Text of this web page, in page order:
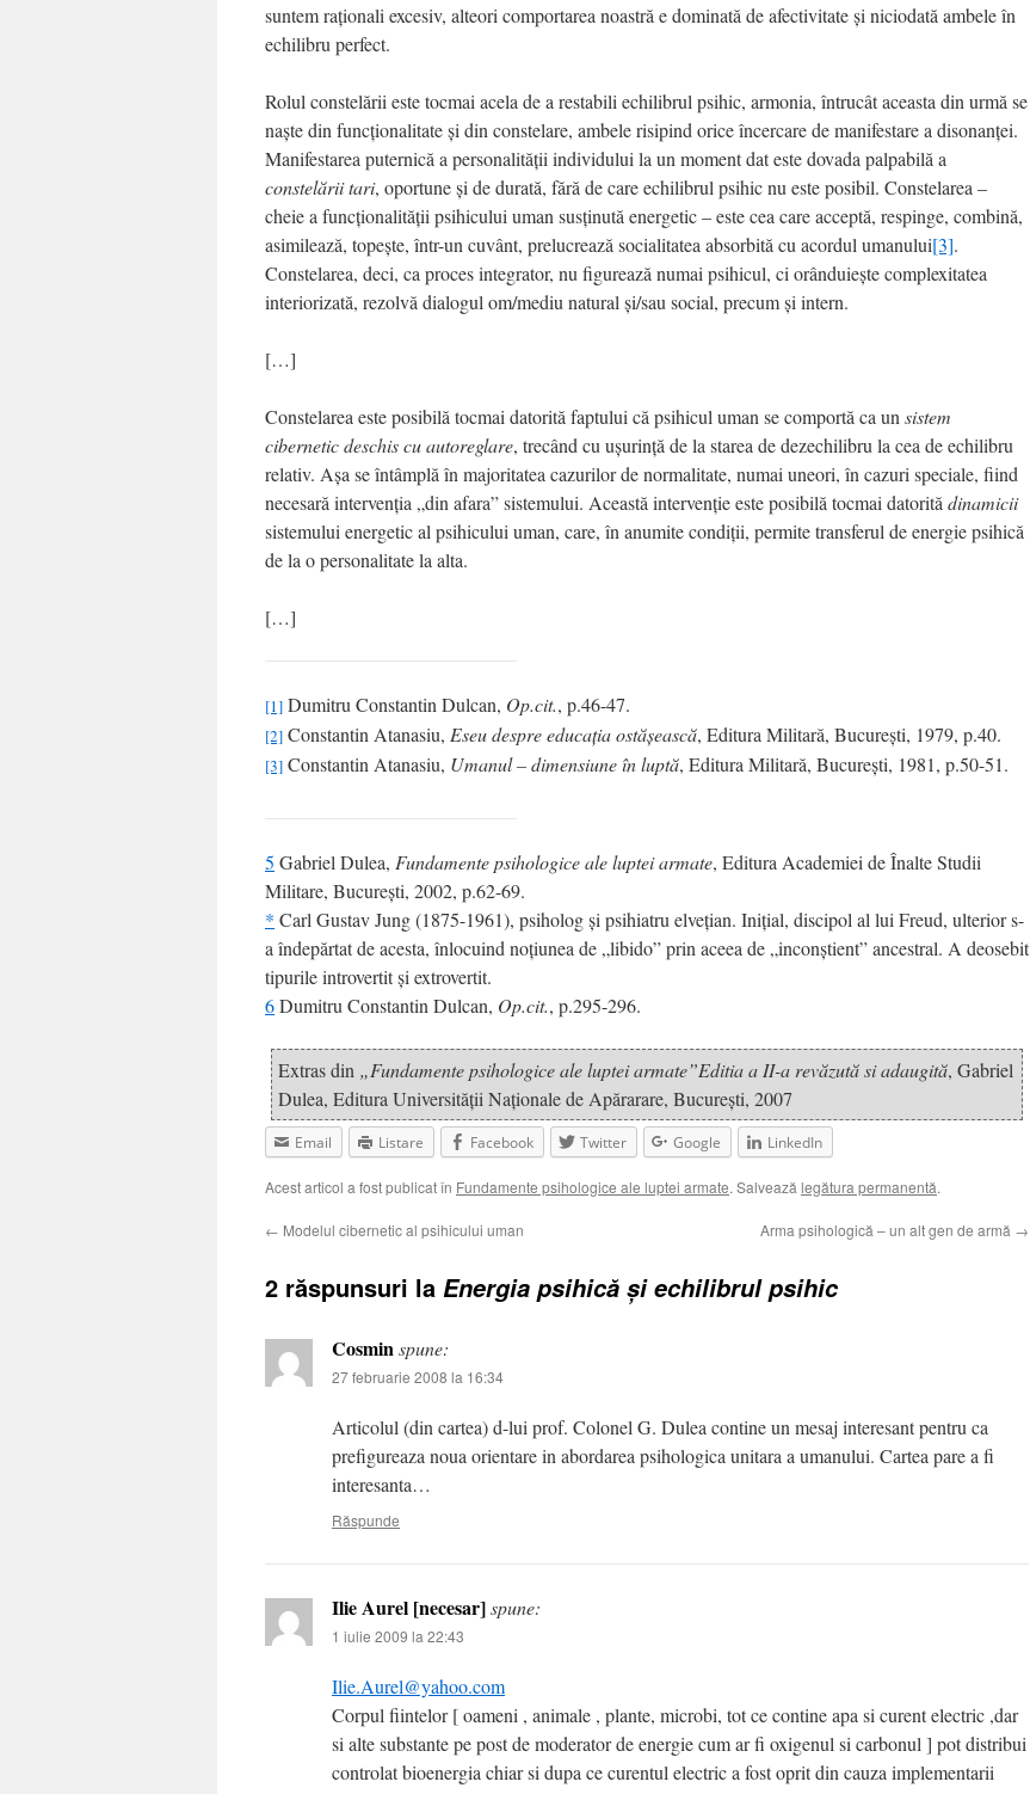
suntem raţionali excesiv, alteori comportarea noastră e dominată de afectivitate şi niciodată ambele în
echilibru perfect.
Rolul constelării este tocmai acela de a restabili echilibrul psihic, armonia, întrucât aceasta din urmă se
naşte din funcţionalitate şi din constelare, ambele risipind orice încercare de manifestare a disonanţei.
Manifestarea puternică a personalităţii individului la un moment dat este dovada palpabilă a
constelării tari, oportune şi de durată, fără de care echilibrul psihic nu este posibil. Constelarea –
cheie a funcţionalităţii psihicului uman susţinută energetic – este cea care acceptă, respinge, combină,
asimilează, topeşte, într-un cuvânt, prelucrează socialitatea absorbită cu acordul umanului[3].
Constelarea, deci, ca proces integrator, nu figurează numai psihicul, ci orânduieşte complexitatea
interiorizată, rezolvă dialogul om/mediu natural şi/sau social, precum şi intern.
[…]
Constelarea este posibilă tocmai datorită faptului că psihicul uman se comportă ca un sistem
cibernetic deschis cu autoreglare, trecând cu uşurinţă de la starea de dezechilibru la cea de echilibru
relativ. Aşa se întâmplă în majoritatea cazurilor de normalitate, numai uneori, în cazuri speciale, fiind
necesară intervenţia „din afara” sistemului. Această intervenţie este posibilă tocmai datorită dinamicii
sistemului energetic al psihicului uman, care, în anumite condiţii, permite transferul deenergie psihică
de la o personalitate la alta.
[…]
[1] Dumitru Constantin Dulcan, Op.cit., p.46-47.
[2] Constantin Atanasiu, Eseu despre educaţia ostăşească, Editura Militară, Bucureşti, 1979, p.40.
[3] Constantin Atanasiu, Umanul – dimensiune în luptă, Editura Militară, Bucureşti, 1981, p.50-51.
5 Gabriel Dulea, Fundamente psihologice ale luptei armate, Editura Academiei de Înalte Studii
Militare, Bucureşti, 2002, p.62-69.
* Carl Gustav Jung (1875-1961), psiholog şi psihiatru elveţian. Iniţial, discipol al lui Freud, ulterior s-
a îndepărtat de acesta, înlocuind noţiunea de „libido” prin aceea de „inconştient” ancestral. A deosebit
tipurile introvertit şi extrovertit.
6Dumitru Constantin Dulcan, Op.cit., p.295-296.
Extras din „Fundamente psihologice ale luptei armate”Editia a II-a revăzută si adaugită, Gabriel
Dulea, Editura Universităţii Naţionale de Apărarare, Bucureşti, 2007
Email Listare Facebook Twitter Google LinkedIn
Acest articol a fost publicat în Fundamente psihologice ale luptei armate. Salvează legătura permanentă.
← Modelul cibernetic al psihicului uman Arma psihologică – un alt gen de armă →
2 răspunsuri la Energia psihică şi echilibrul psihic
Cosminspune:
27 februarie 2008 la 16:34
Articolul (din cartea) d-lui prof. Colonel G. Dulea contine un mesaj interesant pentru ca
prefigureaza noua orientare in abordarea psihologica unitara a umanului. Cartea pare a fi
interesanta…
Răspunde
Ilie Aurel [necesar]spune:
1 iulie 2009 la 22:43
Ilie.Aurel@yahoo.com
Corpul fiintelor [ oameni , animale , plante, microbi, tot ce contine apa si curent electric ,dar
si alte substante pe post de moderator de energie cum ar fi oxigenul si carbonul ] pot distribui
controlat bioenergia chiar si dupa ce curentul electric a fost oprit din cauza implementarii